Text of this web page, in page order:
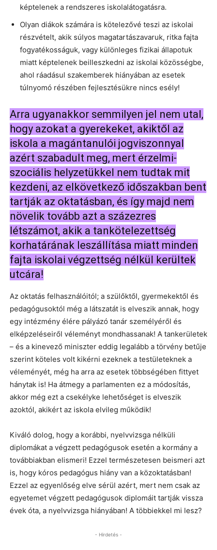
képtelenek a rendszeres iskolalátogatásra.
Olyan diákok számára is kötelezővé teszi az iskolai
részvételt, akik súlyos magatartászavaruk, ritka fajta
fogyatékosságuk, vagy különleges fizikai állapotuk
miatt képtelenek beilleszkedni az iskolai közösségbe,
ahol ráadásul szakemberek hiányában az esetek
túlnyomó részében fejlesztésükre nincs esély!
Arra ugyanakkor semmilyen jel nem utal,
hogy azokat a gyerekeket, akiktől az
iskola a magántanulói jogviszonnyal
azért szabadult meg, mert érzelmi-
szociális helyzetükkel nem tudtak mit
kezdeni, az elkövetkező időszakban bent
tartják az oktatásban, és így majd nem
növelik tovább azt a százezres
létszámot, akik a tankötelezettség
korhatárának leszállítása miatt minden
fajta iskolai végzettség nélkül kerültek
utcára!
Az oktatás felhasználóitól; a szülőktől, gyermekektől és
pedagógusoktól még a látszatát is elveszik annak, hogy
egy intézmény élére pályázó tanár személyéről és
elképzeléseiről véleményt mondhassanak! A tankerületek
– és a kinevező miniszter eddig legalább a törvény betűje
szerint köteles volt kikérni ezeknek a testületeknek a
véleményét, még ha arra az esetek többségében fittyet
hánytak is! Ha átmegy a parlamenten ez a módosítás,
akkor még ezt a csekélyke lehetőséget is elveszik
azoktól, akikért az iskola elvileg működik!
Kiváló dolog, hogy a korábbi, nyelvvizsga nélküli
diplomákat a végzett pedagógusok esetén a kormány a
továbbiakban elismeri! Ezzel természetesen beismeri azt
is, hogy kóros pedagógus hiány van a közoktatásban!
Ezzel az egyenlőség elve sérül azért, mert nem csak az
egyetemet végzett pedagógusok diplomáit tartják vissza
évek óta, a nyelvvizsga hiányában! A többiekkel mi lesz?
- Hirdetés -